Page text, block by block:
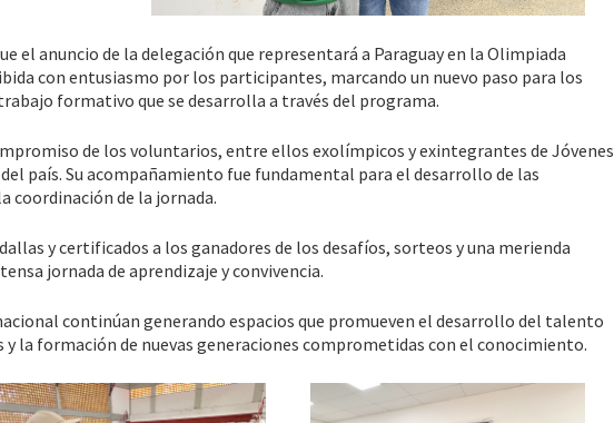
el anuncio de la delegación que representará a Paraguay en la Olimpiada
con entusiasmo por los participantes, marcando un nuevo paso para los
formativo que se desarrolla a través del programa.
de los voluntarios, entre ellos exolímpicos y exintegrantes de Jóvenes
país. Su acompañamiento fue fundamental para el desarrollo de las
coordinación de la jornada.
y certificados a los ganadores de los desafíos, sorteos y una merienda
jornada de aprendizaje y convivencia.
continúan generando espacios que promueven el desarrollo del talento
la formación de nuevas generaciones comprometidas con el conocimiento.